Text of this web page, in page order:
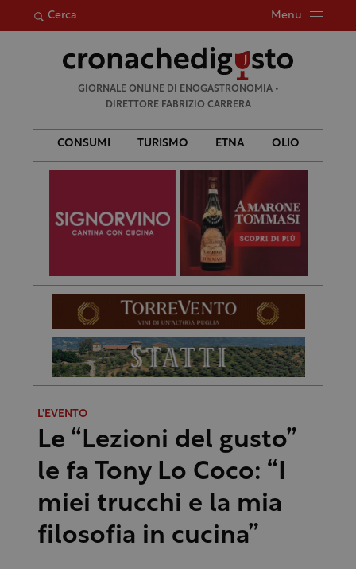
Cerca Menu
per:
GIORNALE ONLINE DI ENOGASTRONOMIA •
DIRETTORE FABRIZIO CARRERA
CONSUMI TURISMO ETNA OLIO
L'EVENTO
Le “Lezioni del gusto”
le fa Tony Lo Coco: “I
miei trucchi e la mia
filosofia in cucina”